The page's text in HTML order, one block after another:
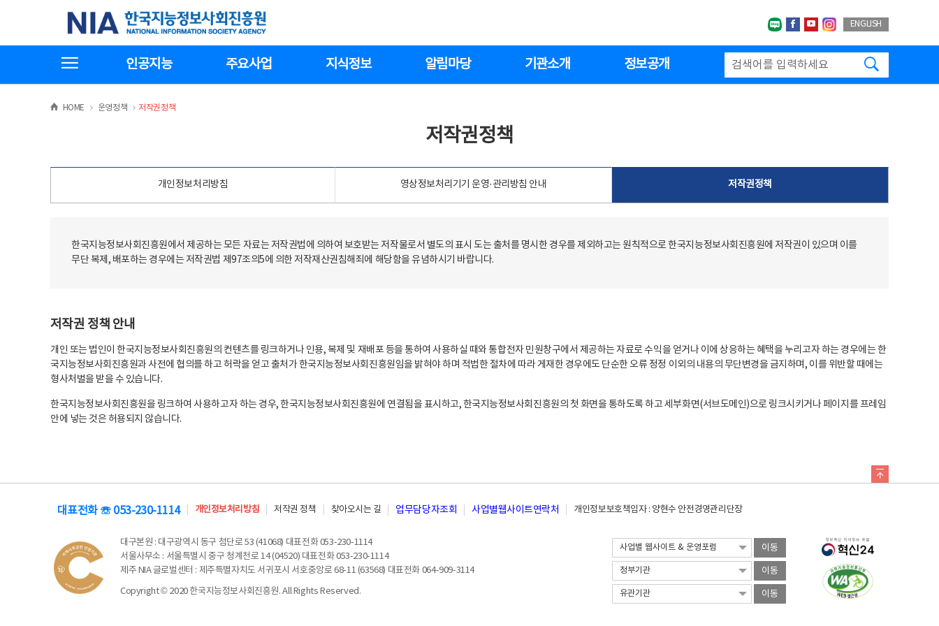
기
한국지능정보사회진흥원
네이버블로그
페이스북
유투브인스타그랩
ENGLISH
인공지능 주요사업 지식정보 알림마당 기관소개 정보공개
HOME >운영정책 >
저작권정책
저작권정책
개인정보처리방침 영상정보처리기기 운영·관리방침 안내 저작권정책
한국지능정보사회진흥원에서 제공하는 모든 자료는 저작권법에 의하여 보호받는 저작물로서 별도의 표시 도는 출처를 명시한 경우를 제외하고는 원칙적으로 한국지능정보사회진흥원에 저작권이 있으며 이를
무단 복제, 배포하는 경우에는 저작권법 제97조의5에 의한 저작재산권침해죄에 해당함을 유념하시기 바랍니다.
저작권 정책 안내
개인 또는 법인이 한국지능정보사회진흥원의 컨텐츠를 링크하거나 인용, 복제 및 재배포 등을 통하여 사용하실 때와 통합전자 민원창구에서 제공하는 자료로 수익을 얻거나 이에 상응하는 혜택을 누리고자 하는 경우에는 한
국지능정보사회진흥원과 사전에 협의를 하고 허락을 얻고 출처가 한국지능정보사회진흥원임을 밝혀야 하며 적법한 절차에 따라 게재한 경우에도 단순한 오류 정정 이외의 내용의 무단변경을 금지하며, 이를 위반할 때에는
형사처벌을 받을 수 있습니다.
한국지능정보사회진흥원을 링크하여 사용하고자 하는 경우, 한국지능정보사회진흥원에 연결됨을 표시하고, 한국지능정보사회진흥원의 첫 화면을 통하도록 하고 세부화면(서브도메인)으로 링크시키거나 페이지를 프레임
안에 넣는 것은 허용되지 않습니다.
대표전화 ☏ 053-230-1114 개인정보처리방침 저작권 정책 찾아오시는 길 업무담당자조회 사업별웹사이트연락처 개인정보보호책임자 : 양현수 안전경영관리단장
대구본원 : 대구광역시 동구 첨단로 53 (41068) 대표전화 053-230-1114
서울사무소 : 서울특별시 중구 청계천로 14 (04520) 대표전화 053-230-1114
제주 NIA 글로벌센터 : 제주특별자치도 서귀포시 서호중앙로 68-11 (63568) 대표전화 064-909-3114
Copyright © 2020 한국지능정보사회진흥원. All Rights Reserved.
이동
이동
이동